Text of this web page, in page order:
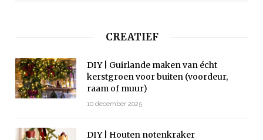
CREATIEF
DIY | Guirlande maken van écht
kerstgroen voor buiten (voordeur,
raam of muur)
10 december 2025
DIY | Houten notenkraker